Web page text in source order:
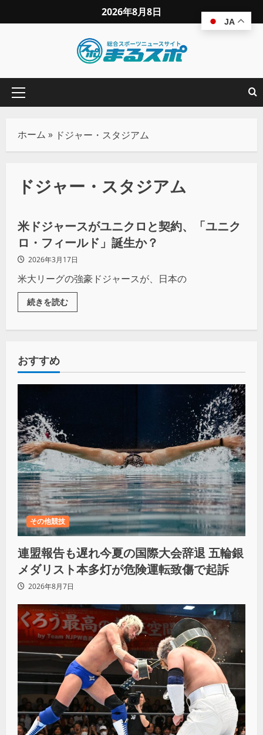
2026年8月8日
ホーム » ドジャー・スタジアム
ドジャー・スタジアム
スポーツビジネス 野球
米ドジャースがユニクロと契約、「ユニク
ロ・フィールド」誕生か？
2026年3月17日
米大リーグの強豪ドジャースが、日本の
続きを読む
おすすめ
その他競技
連盟報告も遅れ今夏の国際大会辞退 五輪銀
メダリスト本多灯が危険運転致傷で起訴
2026年8月7日
JA